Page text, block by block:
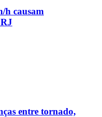
h causam
entre tornado,